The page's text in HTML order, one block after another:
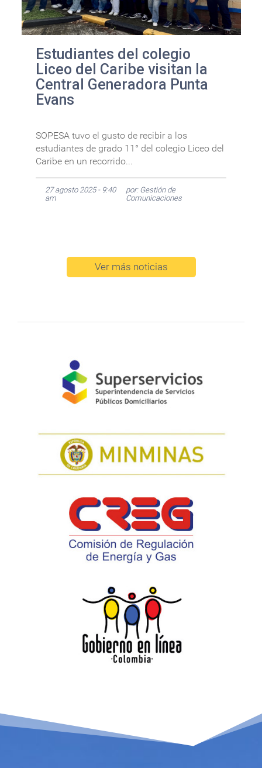
Estudiantes del colegio
Liceo del Caribe visitan la
Central Generadora Punta
Evans
SOPESA tuvo el gusto de recibir a los
estudiantes de grado 11° del colegio Liceo del
Caribe en un recorrido...
27 agosto 2025 - 9:40
am
por: Gestión de
Comunicaciones
Ver más noticias